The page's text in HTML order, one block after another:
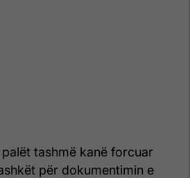
tashmë kanë forcuar
për dokumentimin e